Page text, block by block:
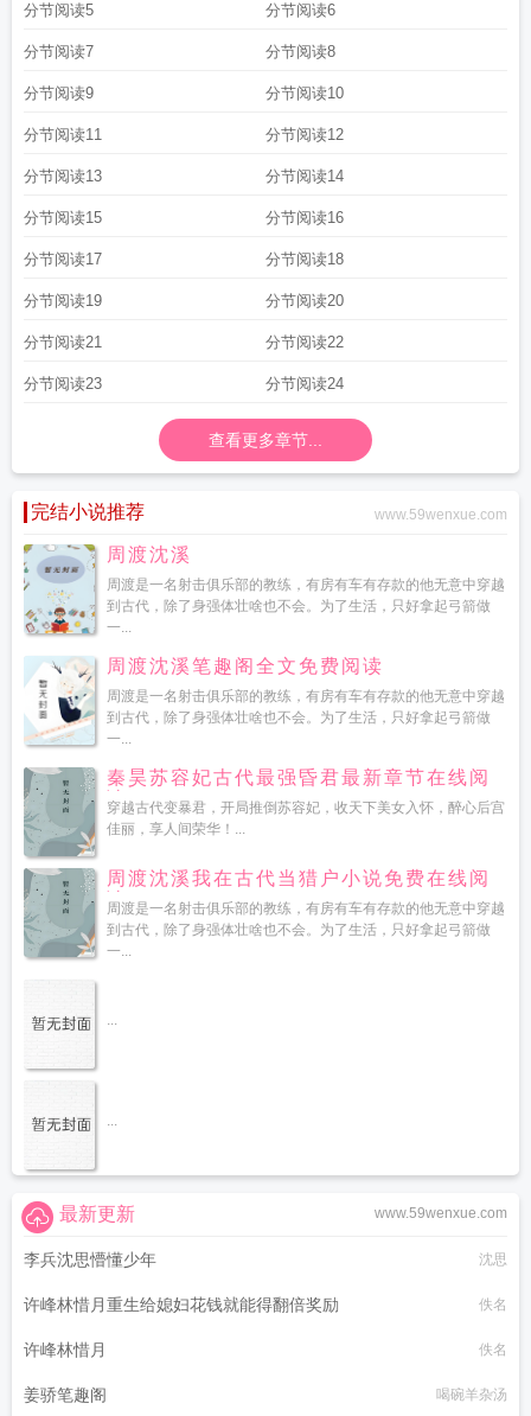
分节阅读5 分节阅读6
分节阅读7 分节阅读8
分节阅读9 分节阅读10
分节阅读11 分节阅读12
分节阅读13 分节阅读14
分节阅读15 分节阅读16
分节阅读17 分节阅读18
分节阅读19 分节阅读20
分节阅读21 分节阅读22
分节阅读23 分节阅读24
查看更多章节...
完结小说推荐 www.59wenxue.com
周渡沈溪
周渡是一名射击俱乐部的教练，有房有车有存款的他无意中穿越
到古代，除了身强体壮啥也不会。为了生活，只好拿起弓箭做
一...
周渡沈溪笔趣阁全文免费阅读
周渡是一名射击俱乐部的教练，有房有车有存款的他无意中穿越
到古代，除了身强体壮啥也不会。为了生活，只好拿起弓箭做
一...
秦昊苏容妃古代最强昏君最新章节在线阅
读
穿越古代变暴君，开局推倒苏容妃，收天下美女入怀，醉心后宫
佳丽，享人间荣华！...
周渡沈溪我在古代当猎户小说免费在线阅
读
周渡是一名射击俱乐部的教练，有房有车有存款的他无意中穿越
到古代，除了身强体壮啥也不会。为了生活，只好拿起弓箭做
一...
...
...
www.59wenxue.com
最新更新
李兵沈思懵懂少年 沈思
许峰林惜月重生给媳妇花钱就能得翻倍奖励 佚名
许峰林惜月 佚名
姜骄笔趣阁 喝碗羊杂汤